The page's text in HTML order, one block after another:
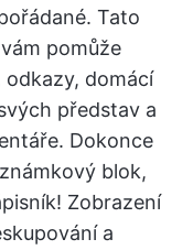
Tato
pomůže
domácí
představ a
Dokonce
blok,
Zobrazení
a